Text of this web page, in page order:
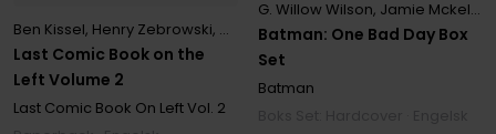
Last Comic Book on the
Left Volume 2
Ben Kissel, Henry Zebrowski, Marcus Parks,The Usual Gang of
Last Comic Book On LeftVol. 2
Batman: One Bad Day Box
Set
G. Willow Wilson, Jamie Mckelvie
Batman